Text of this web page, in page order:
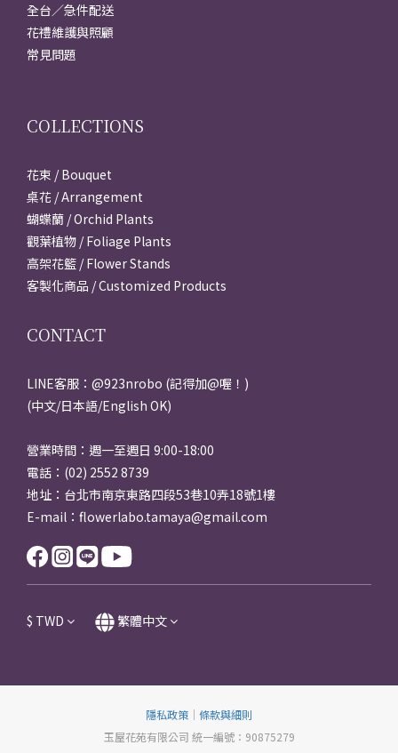
全台／急件配送
花禮維護與照顧
常見問題
COLLECTIONS
花束 / Bouquet
桌花 / Arrangement
蝴蝶蘭 / Orchid Plants
觀葉植物 / Foliage Plants
高架花籃 / Flower Stands
客製化商品 / Customized Products
CONTACT
LINE客服：@923nrobo (記得加@喔！)
(中文/日本語/English OK)
營業時間：週一至週日 9:00-18:00
電話：(02) 2552 8739
地址：台北市南京東路四段53巷10弄18號1樓
E-mail：flowerlabo.tamaya@gmail.com
$ TWD 繁體中文
隱私政策 ｜ 條款與細則
玉屋花苑有限公司 統一編號：90875279